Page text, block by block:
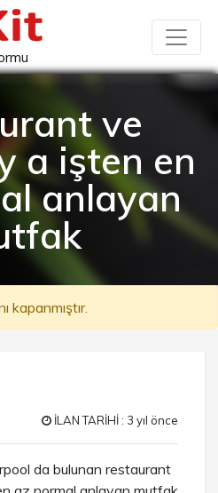
ve
a işten en
anlayan
kapanmıştır.
İLAN TARİHİ : 3 yıl önce
da bulunan restaurant